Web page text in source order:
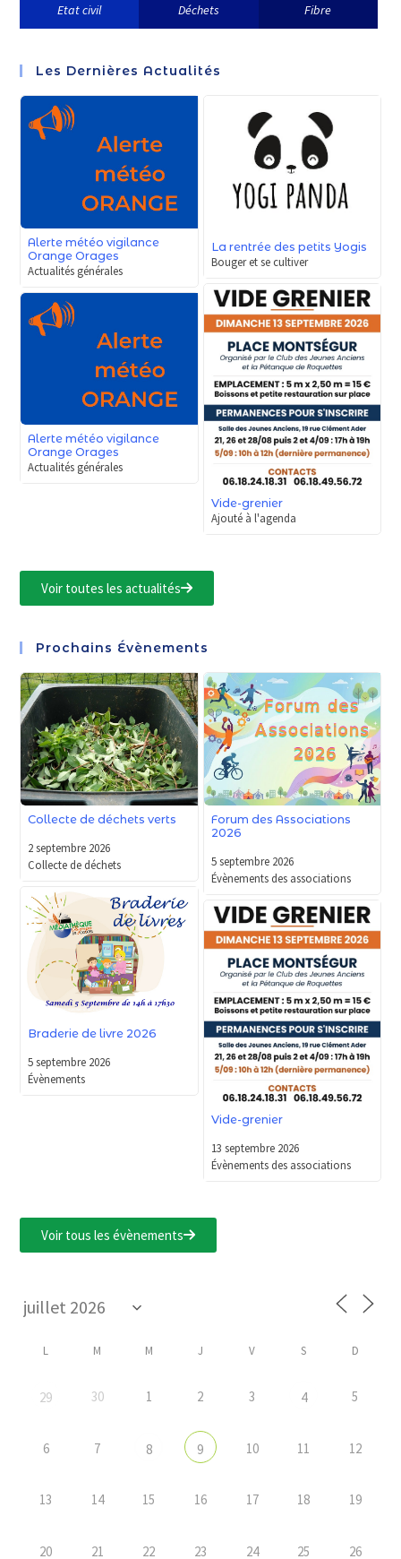
Etat civil Déchets Fibre
Les Dernières Actualités
Alerte météo vigilance
Orange Orages
Actualités générales
La rentrée des petits Yogis
Bouger et se cultiver
Alerte météo vigilance
Orange Orages
Actualités générales
Vide-grenier
Ajouté à l'agenda
Voir toutes les actualités
Prochains Évènements
Collecte de déchets verts
2 septembre 2026
Collecte de déchets
Forum des Associations
2026
5 septembre 2026
Évènements des associations
Braderie de livre 2026
5 septembre 2026
Évènements
Vide-grenier
13 septembre 2026
Évènements des associations
Voir tous les évènements
L M M J V S D
29 30 1 2 3 4 5
6 7 8 9 10 11 12
13 14 15 16 17 18 19
20 21 22 23 24 25 26